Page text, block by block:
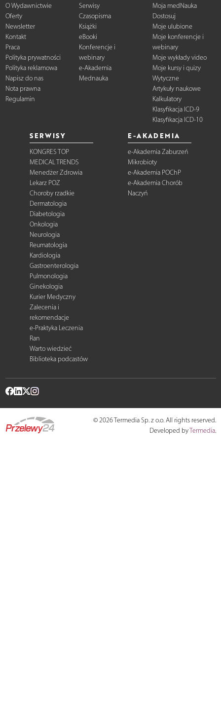
O Wydawnictwie
Oferty
Newsletter
Kontakt
Praca
Polityka prywatności
Polityka reklamowa
Napisz do nas
Nota prawna
Regulamin
Serwisy
Czasopisma
Książki
eBooki
Konferencje i
webinary
e-Akademia
Mednauka
Moja medNauka
Dostosuj
Moje ulubione
Moje konferencje i
webinary
Moje wykłady video
Moje kursy i quizy
Wytyczne
Artykuły naukowe
Kalkulatory
Klasyfikacja ICD-9
Klasyfikacja ICD-10
SERWISY
KONGRES TOP
MEDICAL TRENDS
Menedżer Zdrowia
Lekarz POZ
Choroby rzadkie
Dermatologia
Diabetologia
Onkologia
Neurologia
Reumatologia
Kardiologia
Gastroenterologia
Pulmonologia
Ginekologia
Kurier Medyczny
Zalecenia i
rekomendacje
e-Praktyka Leczenia
Ran
Warto wiedzieć
Biblioteka podcastów
E-AKADEMIA
e-Akademia Zaburzeń
Mikrobioty
e-Akademia POChP
e-Akademia Chorób
Naczyń
© 2026 Termedia Sp. z o.o. All rights reserved.
Developed byTermedia.